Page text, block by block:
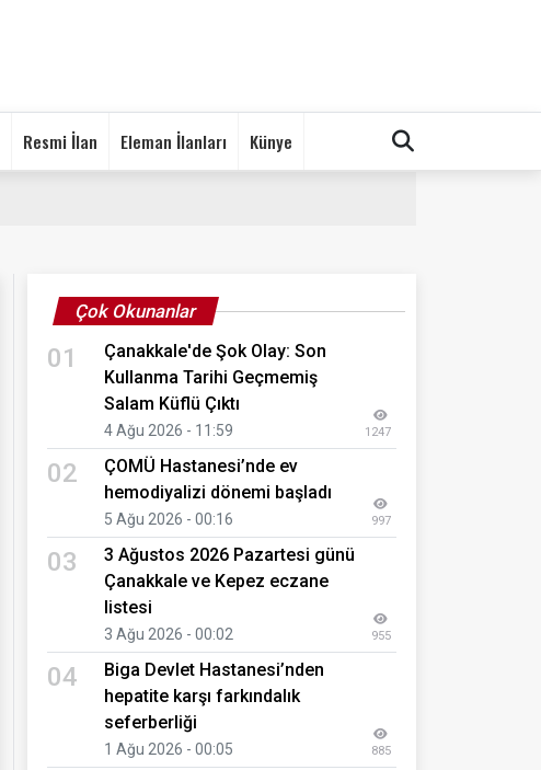
Resmi İlan Eleman İlanları Künye
Çok Okunanlar
01
Çanakkale'de Şok Olay: Son
Kullanma Tarihi Geçmemiş
Salam Küflü Çıktı
4 Ağu 2026 - 11:59 1247
02
ÇOMÜ Hastanesi’nde ev
hemodiyalizi dönemi başladı
5 Ağu 2026 - 00:16 997
03
3 Ağustos 2026 Pazartesi günü
Çanakkale ve Kepez eczane
listesi
3 Ağu 2026 - 00:02 955
04
Biga Devlet Hastanesi’nden
hepatite karşı farkındalık
seferberliği
1 Ağu 2026 - 00:05 885